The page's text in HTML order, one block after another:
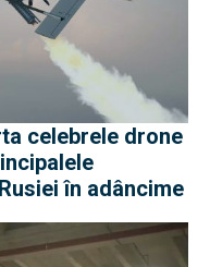
celebrele drone
în adâncime